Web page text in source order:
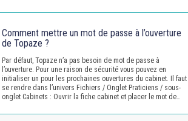
Comment mettre un mot de passe à l’ouverture
de Topaze ?
Par défaut, Topaze n’a pas besoin de mot de passe à
l’ouverture. Pour une raison de sécurité vous pouvez en
initialiser un pour les prochaines ouvertures du cabinet. Il faut
se rendre dans l’univers Fichiers / Onglet Praticiens / sous-
onglet Cabinets : Ouvrir la fiche cabinet et placer le mot de…